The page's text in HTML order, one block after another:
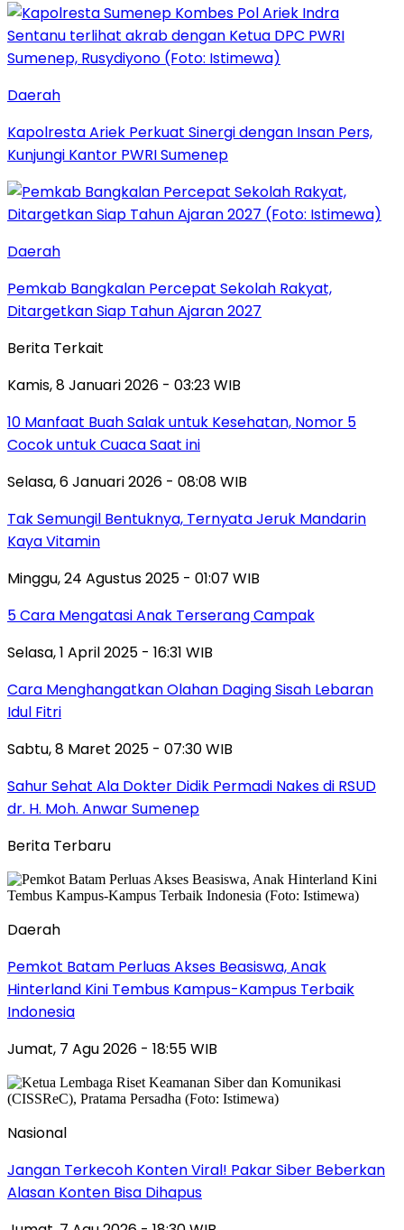
Daerah
Kapolresta Ariek Perkuat Sinergi dengan Insan Pers,
Kunjungi Kantor PWRI Sumenep
Daerah
Pemkab Bangkalan Percepat Sekolah Rakyat,
Ditargetkan Siap Tahun Ajaran 2027
Berita Terkait
Kamis, 8 Januari 2026 - 03:23 WIB
10 Manfaat Buah Salak untuk Kesehatan, Nomor 5
Cocok untuk Cuaca Saat ini
Selasa, 6 Januari 2026 - 08:08 WIB
Tak Semungil Bentuknya, Ternyata Jeruk Mandarin
Kaya Vitamin
Minggu, 24 Agustus 2025 - 01:07 WIB
5 Cara Mengatasi Anak Terserang Campak
Selasa, 1 April 2025 - 16:31 WIB
Cara Menghangatkan Olahan Daging Sisah Lebaran
Idul Fitri
Sabtu, 8 Maret 2025 - 07:30 WIB
Sahur Sehat Ala Dokter Didik Permadi Nakes di RSUD
dr. H. Moh. Anwar Sumenep
Berita Terbaru
Daerah
Pemkot Batam Perluas Akses Beasiswa, Anak
Hinterland Kini Tembus Kampus-Kampus Terbaik
Indonesia
Jumat, 7 Agu 2026 - 18:55 WIB
Nasional
Jangan Terkecoh Konten Viral! Pakar Siber Beberkan
Alasan Konten Bisa Dihapus